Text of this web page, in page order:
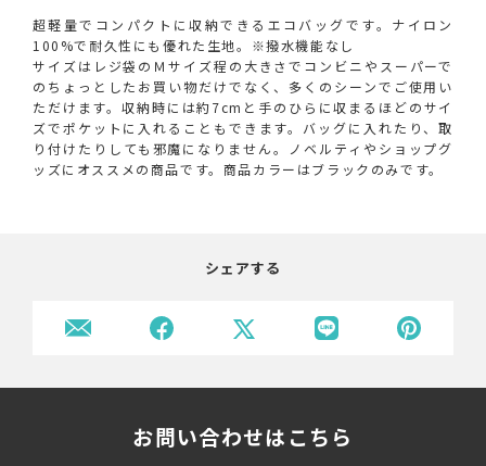
超軽量でコンパクトに収納できるエコバッグです。ナイロン
100%で耐久性にも優れた生地。※撥水機能なし
サイズはレジ袋のＭサイズ程の大きさでコンビニやスーパーで
のちょっとしたお買い物だけでなく、多くのシーンでご使用い
ただけます。収納時には約7cmと手のひらに収まるほどのサイ
ズでポケットに入れることもできます。バッグに入れたり、取
り付けたりしても邪魔になりません。ノベルティやショップグ
ッズにオススメの商品です。商品カラーはブラックのみです。
シェアする
お問い合わせはこちら